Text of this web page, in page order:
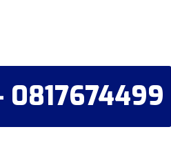
0817674499